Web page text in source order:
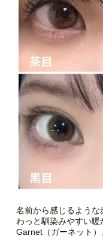
名前から感じるよう
わっと馴染みやすい暖
Garnet（ガーネット）